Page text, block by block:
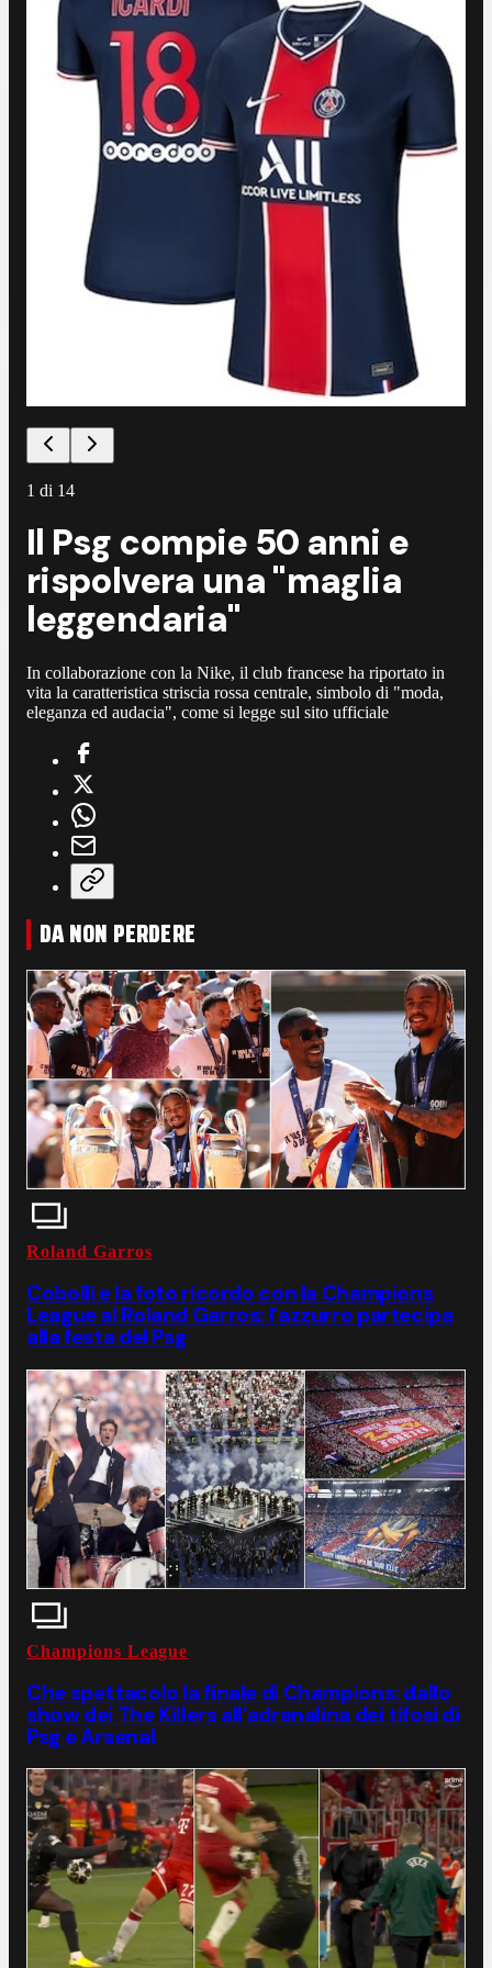
1 di 14
Il Psg compie 50 anni e
rispolvera una "maglia
leggendaria"
In collaborazione con la Nike, il club francese ha riportato in
vita la caratteristica striscia rossa centrale, simbolo di "moda,
eleganza ed audacia", come si legge sul sito ufficiale
DA NON PERDERE
Roland Garros
Cobolli e la foto ricordo con la Champions
League al Roland Garros: l'azzurro partecipa
alla festa del Psg
Champions League
Che spettacolo la finale di Champions: dallo
show dei The Killers all'adrenalina dei tifosi di
Psg e Arsenal